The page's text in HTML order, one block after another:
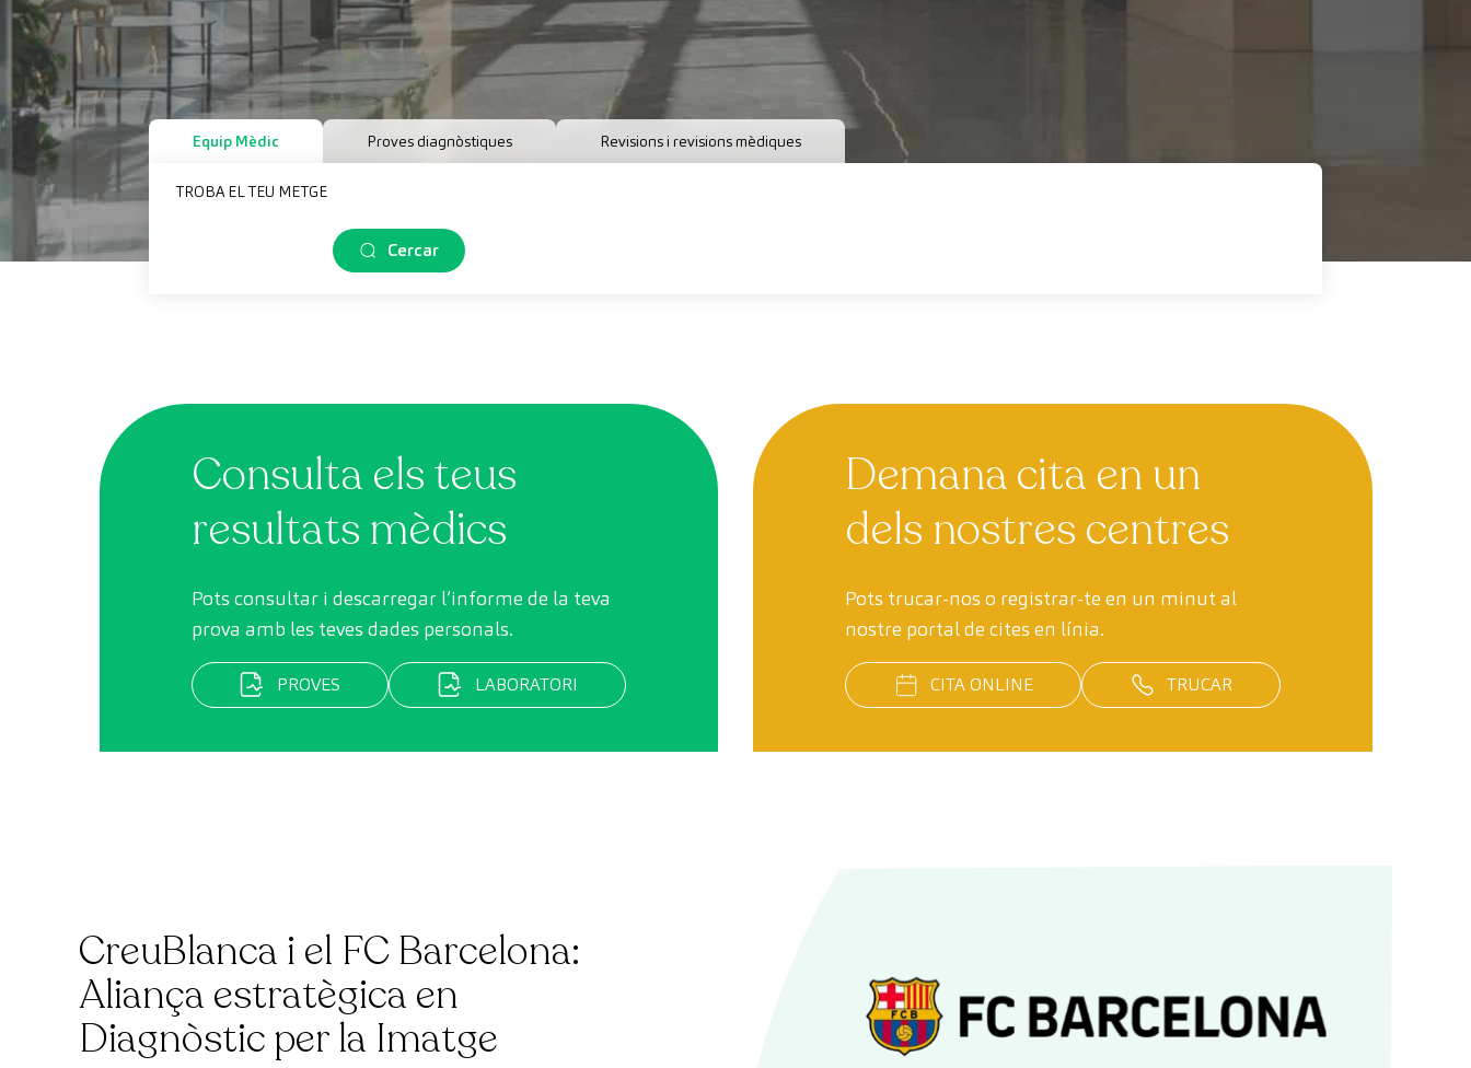
Equip Mèdic Proves diagnòstiques Revisions i revisions mèdiques
TROBA EL TEU METGE
Cercar
Consulta els teus
resultats mèdics
Pots consultar i descarregar l’informe de la teva
prova amb les teves dades personals.
PROVES LABORATORI
Demana cita en un
dels nostres centres
Pots trucar-nos o registrar-te en un minut al
nostre portal de cites en línia.
CITA ONLINE TRUCAR
CreuBlanca i el FC Barcelona:
Aliança estratègica en
Diagnòstic per la Imatge